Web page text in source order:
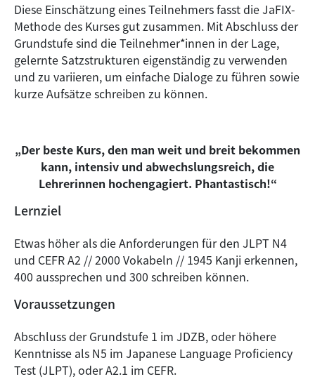
Diese Einschätzung eines Teilnehmers fasst die JaFIX-
Methode des Kurses gut zusammen. Mit Abschluss der
Grundstufe sind die Teilnehmer*innen in der Lage,
gelernte Satzstrukturen eigenständig zu verwenden
und zu variieren, um einfache Dialoge zu führen sowie
kurze Aufsätze schreiben zu können.
„Der beste Kurs, den man weit und breit bekommen
kann, intensiv und abwechslungsreich, die
Lehrerinnen hochengagiert. Phantastisch!“
Lernziel
Etwas höher als die Anforderungen für den JLPT N4
und CEFR A2 // 2000 Vokabeln // 1945 Kanji erkennen,
400 aussprechen und 300 schreiben können.
Voraussetzungen
Abschluss der Grundstufe 1 im JDZB, oder höhere
Kenntnisse als N5 im Japanese Language Proficiency
Test (JLPT), oder A2.1 im CEFR.